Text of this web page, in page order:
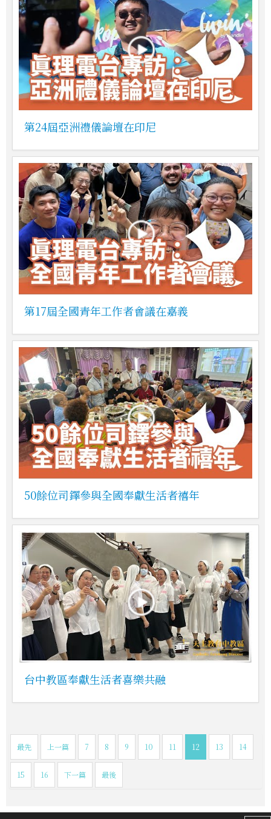
第24屆亞洲禮儀論壇在印尼
第17屆全國青年工作者會議在嘉義
50餘位司鐸參與全國奉獻生活者禧年
台中教區奉獻生活者喜樂共融
最先 上一篇 7 8 9 10 11 12 13 14
15 16 下一篇 最後